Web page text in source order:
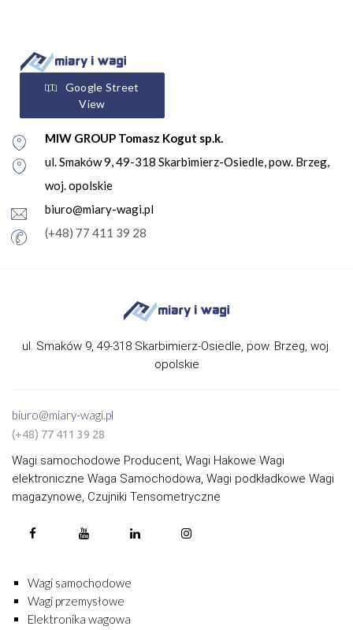
Google Street
View
MIW GROUP Tomasz Kogut sp.k.
ul. Smaków 9, 49-318 Skarbimierz-Osiedle, pow. Brzeg,
woj. opolskie
biuro@miary-wagi.pl
(+48) 77 411 39 28
ul. Smaków 9, 49-318 Skarbimierz-Osiedle, pow. Brzeg, woj.
opolskie
biuro@miary-wagi.pl
(+48) 77 411 39 28
Wagi samochodowe Producent, Wagi Hakowe Wagi
elektroniczne Waga Samochodowa, Wagi podkładkowe Wagi
magazynowe, Czujniki Tensometryczne
Wagi samochodowe
Wagi przemysłowe
Elektronika wagowa